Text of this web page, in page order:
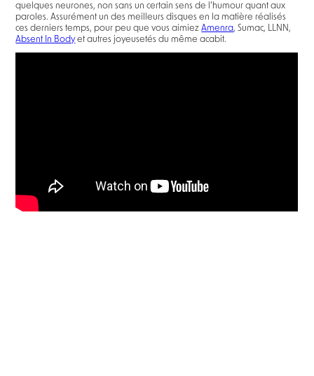
quelques neurones, non sans un certain sens de l’humour quant aux
paroles. Assurément un des meilleurs disques en la matière réalisés
ces derniers temps, pour peu que vous aimiezAmenra, Sumac, LLNN,
Absent In Bodyet autres joyeusetés du même acabit.